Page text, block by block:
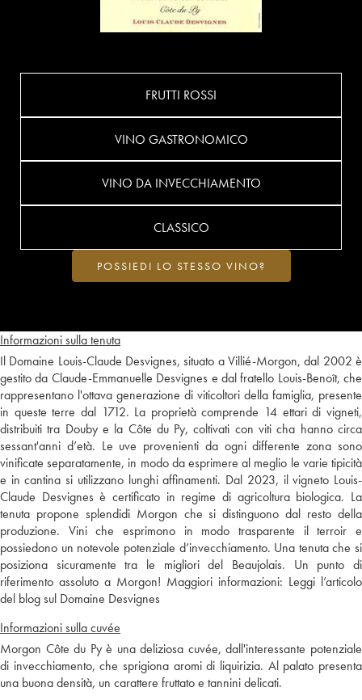
Informazioni sulla tenuta
Il Domaine Louis-Claude Desvignes, situato a Villié-Morgon, dal 2002 è
gestito da Claude-Emmanuelle Desvignes e dal fratello Louis-Benoît, che
rappresentano l'ottava generazione di viticoltori della famiglia, presente
in queste terre dal 1712. La proprietà comprende 14 ettari di vigneti,
distribuiti tra Douby e la Côte du Py, coltivati con viti cha hanno circa
sessant'anni d’età. Le uve provenienti da ogni differente zona sono
vinificate separatamente, in modo da esprimere al meglio le varie tipicità
e in cantina si utilizzano lunghi affinamenti. Dal 2023, il vigneto Louis-
Claude Desvignes è certificato in regime di agricoltura biologica. La
tenuta propone splendidi Morgon che si distinguono dal resto della
produzione. Vini che esprimono in modo trasparente il terroir e
possiedono un notevole potenziale d’invecchiamento. Una tenuta che si
posiziona sicuramente tra le migliori del Beaujolais. Un punto di
riferimento assoluto a Morgon! Maggiori informazioni: Leggi l’articolo
del blog sul Domaine Desvignes
Informazioni sulla cuvée
Morgon Côte du Py è una deliziosa cuvée, dall'interessante potenziale
di invecchiamento, che sprigiona aromi di liquirizia. Al palato presenta
una buona densità, un carattere fruttato e tannini delicati.
FRUTTI ROSSI
VINO GASTRONOMICO
VINO DA INVECCHIAMENTO
CLASSICO
POSSIEDI LO STESSO VINO?